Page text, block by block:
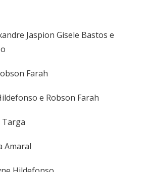
Jaspion Gisele Bastos e
Farah
e Robson Farah
Targa
Amaral